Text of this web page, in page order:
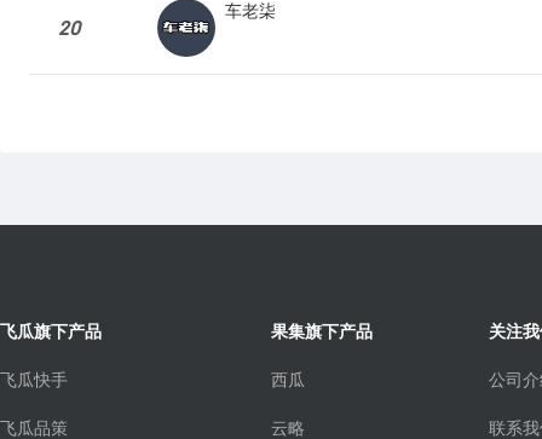
20
车老柒
飞瓜旗下产品
飞瓜快手
飞瓜品策
果集旗下产品
西瓜
云略
关注
公司
联系